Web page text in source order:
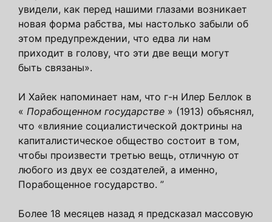
увидели, как перед нашими глазами возникает
новая форма рабства, мы настолько забыли об
этом предупреждении, что едва ли нам
приходит в голову, что эти две вещи могут
быть связаны».
И Хайек напоминает нам, что г-н Илер Беллок в
« Порабощенном государстве » (1913) объяснял,
что «влияние социалистической доктрины на
капиталистическое общество состоит в том,
чтобы произвести третью вещь, отличную от
любого из двух ее создателей, а именно,
Порабощенное государство. ”
Более 18 месяцев назад я предсказал массовую